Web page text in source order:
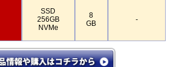
SSD
256GB
NVMe
8
GB
-